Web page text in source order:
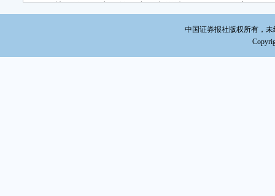
华夏幸福关于与溧水区人民政府及溧水经济
中国证券报社版权所有，未